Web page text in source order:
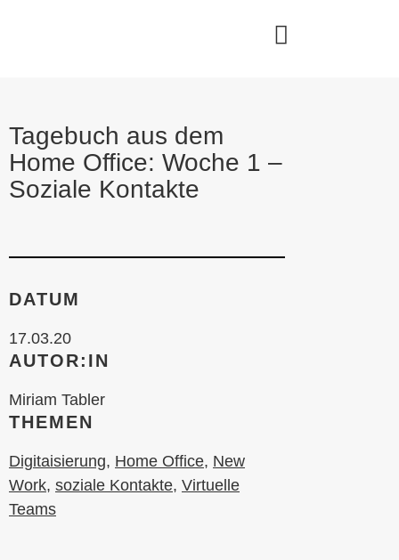
Tagebuch aus dem
Home Office: Woche 1 –
Soziale Kontakte
DATUM
17.03.20
AUTOR:IN
Miriam Tabler
THEMEN
Digitaisierung, Home Office, New
Work, soziale Kontakte, Virtuelle
Teams